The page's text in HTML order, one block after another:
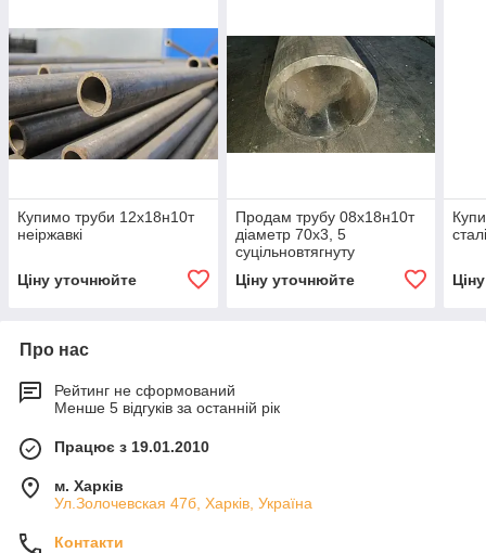
Купимо труби 12х18н10т
неіржавкі
Ціну уточнюйте
Продам трубу 08х18н10т
діаметр 70х3, 5
суцільновтягнуту
Ціну уточнюйте
Про нас
Рейтинг не сформований
Менше 5 відгуків за останній рік
Працює з 19.01.2010
м. Харків
Ул.Золочевская 47б, Харків, Україна
Контакти